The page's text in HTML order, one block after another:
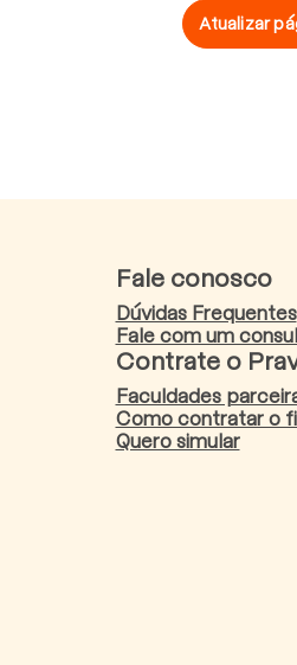
Atualizar
Fale conosco
Dúvidas Frequentes
Fale com um
Contrate o
Faculdades
Como contratar o
Quero simular